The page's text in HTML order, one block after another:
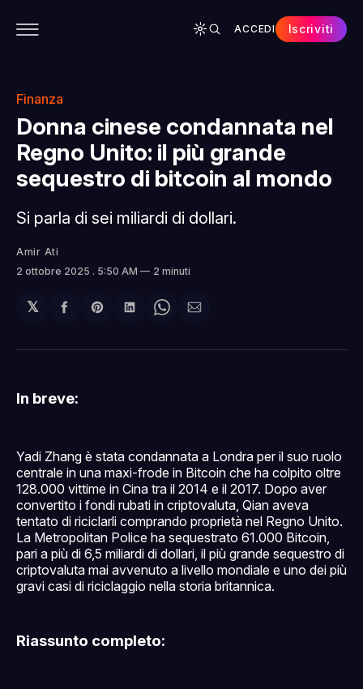
ACCEDI Iscriviti
Finanza
Donna cinese condannata nel
Regno Unito: il più grande
sequestro di bitcoin al mondo
Si parla di sei miliardi di dollari.
Amir Ati
2 ottobre 2025 . 5:50 AM 2 minuti
𝕏
Condividi
Facebook
Share
Pinterest
Condividi
LinkedIn
Share
WhatsApp
Condividi
email
In breve:
Yadi Zhang è stata condannata a Londra per il suo ruolo
centrale in una maxi-frode in Bitcoin che ha colpito oltre
128.000 vittime in Cina tra il 2014 e il 2017. Dopo aver
convertito i fondi rubati in criptovaluta, Qian aveva
tentato di riciclarli comprando proprietà nel Regno Unito.
La Metropolitan Police ha sequestrato 61.000 Bitcoin,
pari a più di 6,5 miliardi di dollari, il più grande sequestro di
criptovaluta mai avvenuto a livello mondiale e uno dei più
gravi casi di riciclaggio nella storia britannica.
Riassunto completo: